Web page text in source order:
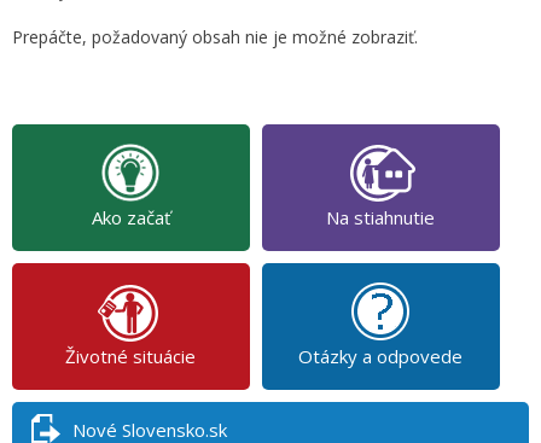
Prepáčte, požadovaný obsah nie je možné zobraziť.
Ako začať Na stiahnutie
Životné situácie Otázky a odpovede
Nové Slovensko.sk